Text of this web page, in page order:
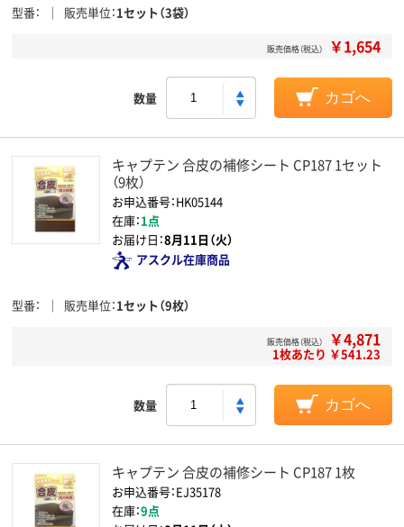
型番 販売単位 1セット（3袋）
販売価格（税込） ￥1,654
数量 カゴへ
キャプテン 合皮の補修シート CP187 1セット
（9枚）
お申込番号：HK05144
在庫：1点
お届け日：8月11日（火）
アスクル在庫商品
型番 販売単位 1セット（9枚）
販売価格（税込） ￥4,871
1枚あたり ￥541.23
数量 カゴへ
キャプテン 合皮の補修シート CP187 1枚
お申込番号：EJ35178
在庫：9点